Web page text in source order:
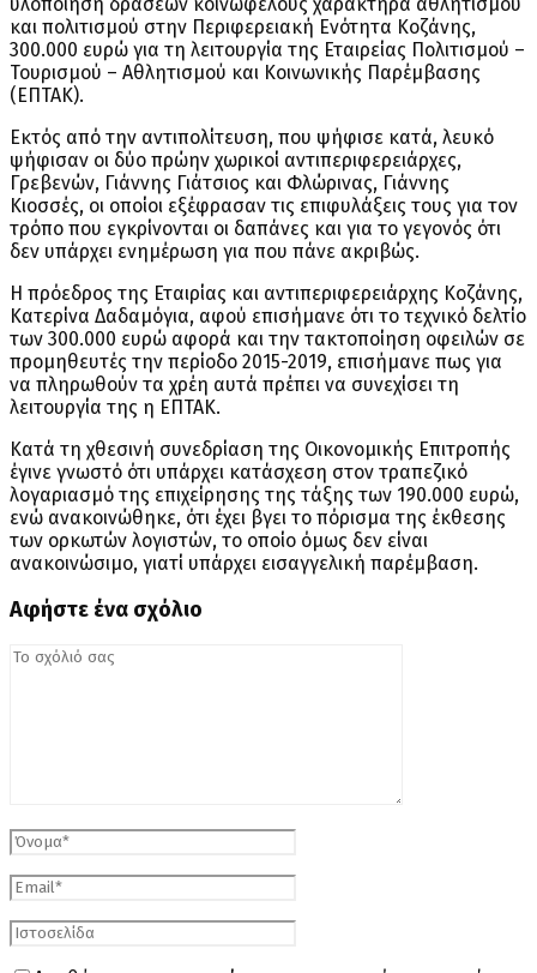
και πολιτισμού στην Περιφερειακή Ενότητα Κοζάνης,
300.000 ευρώ για τη λειτουργία της Εταιρείας Πολιτισμού –
Τουρισμού – Αθλητισμού και Κοινωνικής Παρέμβασης
(ΕΠΤΑΚ).
Εκτός από την αντιπολίτευση, που ψήφισε κατά, λευκό
ψήφισαν οι δύο πρώην χωρικοί αντιπεριφερειάρχες,
Γρεβενών, Γιάννης Γιάτσιος και Φλώρινας, Γιάννης
Κιοσσές, οι οποίοι εξέφρασαν τις επιφυλάξεις τους για τον
τρόπο που εγκρίνονται οι δαπάνες και για το γεγονός ότι
δεν υπάρχει ενημέρωση για που πάνε ακριβώς.
Η πρόεδρος της Εταιρίας και αντιπεριφερειάρχης Κοζάνης,
Κατερίνα Δαδαμόγια, αφού επισήμανε ότι το τεχνικό δελτίο
των 300.000 ευρώ αφορά και την τακτοποίηση οφειλών σε
προμηθευτές την περίοδο 2015-2019, επισήμανε πως για
να πληρωθούν τα χρέη αυτά πρέπει να συνεχίσει τη
λειτουργία της η ΕΠΤΑΚ.
Κατά τη χθεσινή συνεδρίαση της Οικονομικής Επιτροπής
έγινε γνωστό ότι υπάρχει κατάσχεση στον τραπεζικό
λογαριασμό της επιχείρησης της τάξης των 190.000 ευρώ,
ενώ ανακοινώθηκε, ότι έχει βγει το πόρισμα της έκθεσης
των ορκωτών λογιστών, το οποίο όμως δεν είναι
ανακοινώσιμο, γιατί υπάρχει εισαγγελική παρέμβαση.
Αφήστε ένα σχόλιο